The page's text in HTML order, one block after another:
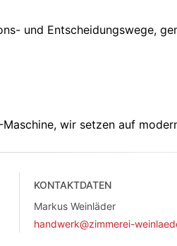
und Entscheidungswege,
wir setzen auf
KONTAKTDATEN
Markus Weinläder
handwerk@zimmerei-